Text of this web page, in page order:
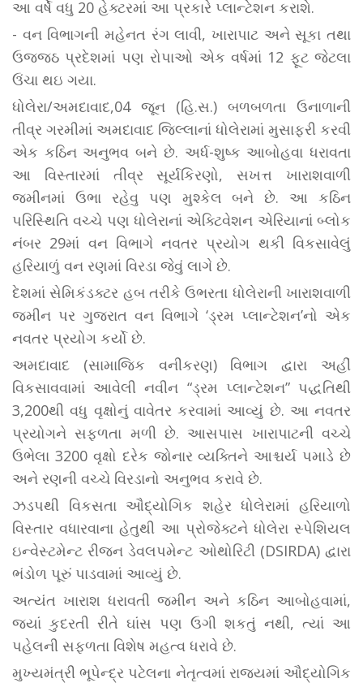
આ વર્ષે વધુ 20 હેક્ટરમાં આ પ્રકારે પ્લાન્ટેશન કરાશે.
- વન વિભાગની મહેનત રંગ લાવી, ખારાપાટ અને સૂકા તથા
ઉજ્જ્ઠ પ્રદેશમાં પણ રોપાઓ એક વર્ષમાં 12 ફૂટ જેટલા
ઉંચા થઇ ગયા.
ધોલેરા/અમદાવાદ,04 જૂન (હિ.સ.) બળબળતા ઉનાળાની
તીવ્ર ગરમીમાં અમદાવાદ જિલ્લાનાં ધોલેરામાં મુસાફરી કરવી
એક કઠિન અનુભવ બને છે. અર્ધ-શુષ્ક આબોહવા ધરાવતા
આ વિસ્તારમાં તીવ્ર સૂર્યકિરણો, સખત્ત ખારાશવાળી
જમીનમાં ઉભા રહેવુ પણ મુશ્કેલ બને છે. આ કઠિન
પરિસ્થિતિ વચ્ચે પણ ધોલેરાનાં એક્ટિવેશન એરિયાનાં બ્લોક
નંબર 29માં વન વિભાગે નવતર પ્રયોગ થકી વિકસાવેલું
હરિયાળું વન રણમાં વિરડા જેવું લાગે છે.
દેશમાં સેમિકંડક્ટર હબ તરીકે ઉભરતા ધોલેરાની ખારાશવાળી
જમીન પર ગુજરાત વન વિભાગે ‘ડ્રમ પ્લાન્ટેશન’નો એક
નવતર પ્રયોગ કર્યો છે.
અમદાવાદ (સામાજિક વનીકરણ) વિભાગ દ્વારા અહીં
વિકસાવવામાં આવેલી નવીન “ડ્રમ પ્લાન્ટેશન” પદ્ધતિથી
3,200થી વધુ વૃક્ષોનું વાવેતર કરવામાં આવ્યું છે. આ નવતર
પ્રયોગને સફળતા મળી છે. આસપાસ ખારાપાટની વચ્ચે
ઉભેલા 3200 વૃક્ષો દરેક જોનાર વ્યક્તિને આશ્ચર્ય પમાડે છે
અને રણની વચ્ચે વિરડાનો અનુભવ કરાવે છે.
ઝડપથી વિકસતા ઔદ્યોગિક શહેર ધોલેરામાં હરિયાળો
વિસ્તાર વધારવાના હેતુથી આ પ્રોજેક્ટને ધોલેરા સ્પેશિયલ
ઇન્વેસ્ટમેન્ટ રીજન ડેવલપમેન્ટ ઓથોરિટી (DSIRDA) દ્વારા
ભંડોળ પૂરું પાડવામાં આવ્યું છે.
અત્યંત ખારાશ ધરાવતી જમીન અને કઠિન આબોહવામાં,
જ્યાં કુદરતી રીતે ઘાંસ પણ ઉગી શકતું નથી, ત્યાં આ
પહેલની સફળતા વિશેષ મહત્વ ધરાવે છે.
મુખ્યમંત્રી ભૂપેન્દ્ર પટેલના નેતૃત્વમાં રાજ્યમાં ઔદ્યોગિક